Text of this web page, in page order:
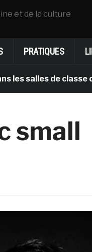
et de la culture
PRATIQUES
de classe des
small